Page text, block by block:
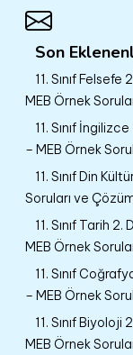
Son
11. Sınıf
MEB Örnek
11. Sınıf
– MEB Örnek
11. Sınıf Din
Soruları ve
11. Sınıf Tarih
MEB Örnek
11. Sınıf
– MEB Örnek
11. Sınıf
MEB Örnek